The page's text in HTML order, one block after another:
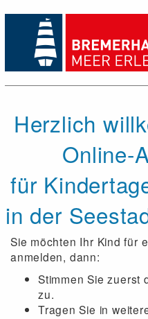
Herzlich
Online-
für
in der
Sie möchten Ihr Kind für
anmelden, dann:
Stimmen Sie zuerst
zu.
Tragen Sie in